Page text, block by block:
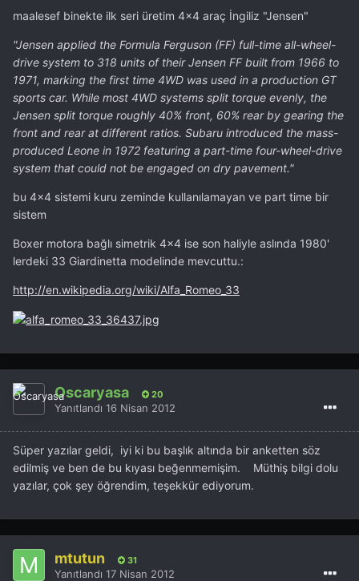
maalesef binekte ilk seri üretim 4x4 araç İngiliz "Jensen"
"Jensen applied the Formula Ferguson (FF) full-time all-wheel-
drive system to 318 units of their Jensen FF built from 1966 to
1971, marking the first time 4WD was used in a production GT
sports car. While most 4WD systems split torque evenly, the
Jensen split torque roughly 40% front, 60% rear by gearing the
front and rear at different ratios. Subaru introduced the mass-
produced Leone in 1972 featuring a part-time four-wheel-drive
system that could not be engaged on dry pavement."
bu 4x4 sistemi kuru zeminde kullanılamayan ve part time bir
sistem
Boxer motora bağlı simetrik 4x4 ise son haliyle aslında 1980'
lerdeki 33 Giardinetta modelinde mevcuttu.:
http://en.wikipedia.org/wiki/Alfa_Romeo_33
Oscaryasa 20
Yanıtlandı 16 Nisan 2012
Süper yazılar geldi, iyi ki bu başlık altında bir anketten söz
edilmiş ve ben de bu kıyası beğenmemişim. Müthiş bilgi dolu
yazılar, çok şey öğrendim, teşekkür ediyorum.
mtutun 31
Yanıtlandı 17 Nisan 2012